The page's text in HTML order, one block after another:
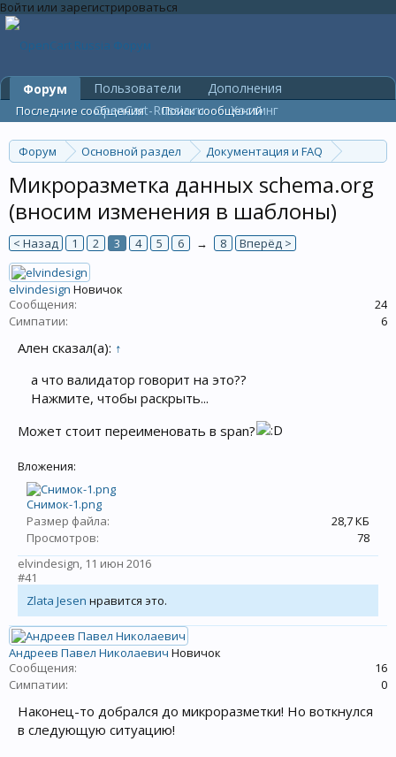
Войти или зарегистрироваться
Форум Основной раздел
Документация и FAQ
Микроразметка данных schema.org
(вносим изменения в шаблоны)
< Назад 1 2 3 4 5 6 → 8 Вперёд >
elvindesign Новичок
Сообщения:
24
Симпатии:
6
Ален сказал(а): ↑
а что валидатор говорит на это??
Нажмите, чтобы раскрыть...
Может стоит переименовать в span?
Вложения:
Снимок-1.png
Размер файла:
28,7 КБ
Просмотров:
78
elvindesign, 11 июн 2016
#41
Zlata Jesen нравится это.
Андреев Павел Николаевич Новичок
Сообщения:
16
Симпатии:
0
Наконец-то добрался до микроразметки! Но воткнулся
в следующую ситуацию!
Форум
Последние сообщения Поиск сообщений
Пользователи
Дополнения
OpenCart-Russia.ru
Хостинг